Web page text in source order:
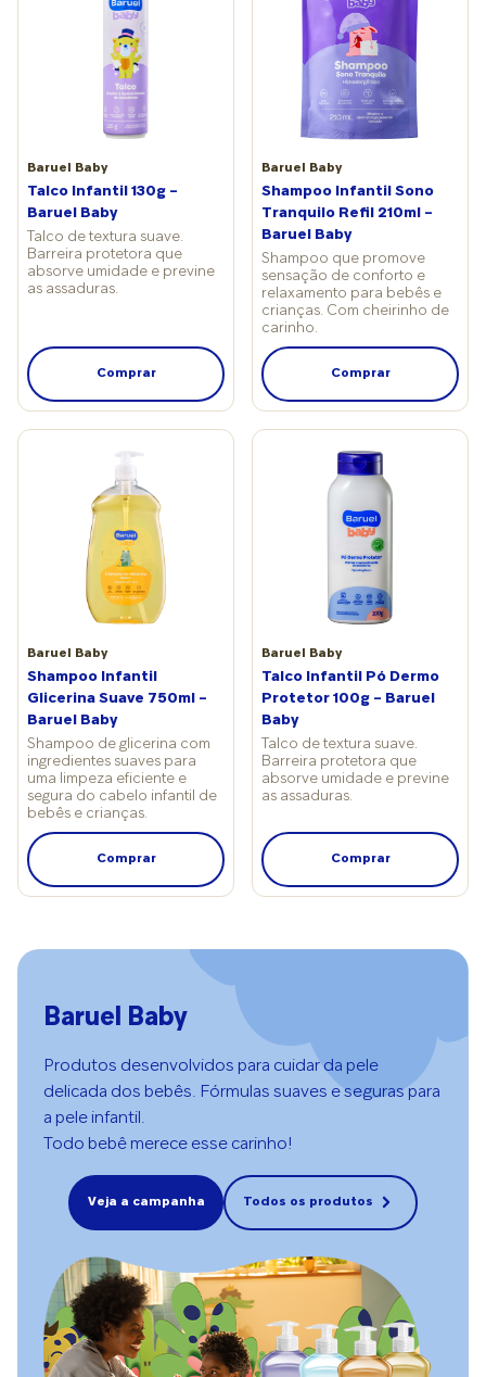
garante a professora. No fim, como reforça a psicóloga
Cibele: muitas crianças crescem saudáveis não porque
tiveram pais incansáveis, mas, sim, pais que voltavam,
reparavam e tentavam de novo.
Baruel Baby
Talco Infantil 130g –
Baruel Baby
Talco de textura suave.
Barreira protetora que
absorve umidade e previne
as assaduras.
Comprar
Baruel Baby
Shampoo Infantil Sono
Tranquilo Refil 210ml –
Baruel Baby
Shampoo que promove
sensação de conforto e
relaxamento para bebês e
crianças. Com cheirinho de
carinho.
Comprar
Baruel Baby
Shampoo Infantil
Glicerina Suave 750ml –
Baruel Baby
Shampoo de glicerina com
ingredientes suaves para
uma limpeza eficiente e
segura do cabelo infantil de
bebês e crianças.
Comprar
Baruel Baby
Talco Infantil Pó Dermo
Protetor 100g – Baruel
Baby
Talco de textura suave.
Barreira protetora que
absorve umidade e previne
as assaduras.
Comprar
Baruel Baby
Produtos desenvolvidos para cuidar da pele
delicada dos bebês. Fórmulas suaves e seguras para
a pele infantil.
Todo bebê merece esse carinho!
Veja a campanha Todos os produtos